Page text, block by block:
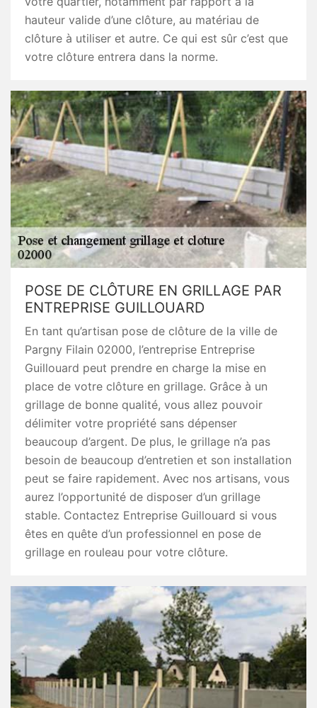
hauteur valide d’une clôture, au matériau de
clôture à utiliser et autre. Ce qui est sûr c’est que
votre clôture entrera dans la norme.
POSE DE CLÔTURE EN GRILLAGE PAR
ENTREPRISE GUILLOUARD
En tant qu’artisan pose de clôture de la ville de
Pargny Filain 02000, l’entreprise Entreprise
Guillouard peut prendre en charge la mise en
place de votre clôture en grillage. Grâce à un
grillage de bonne qualité, vous allez pouvoir
délimiter votre propriété sans dépenser
beaucoup d’argent. De plus, le grillage n’a pas
besoin de beaucoup d’entretien et son installation
peut se faire rapidement. Avec nos artisans, vous
aurez l’opportunité de disposer d’un grillage
stable. Contactez Entreprise Guillouard si vous
êtes en quête d’un professionnel en pose de
grillage en rouleau pour votre clôture.